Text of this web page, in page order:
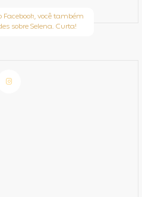
você também
sobre Selena. Curta!